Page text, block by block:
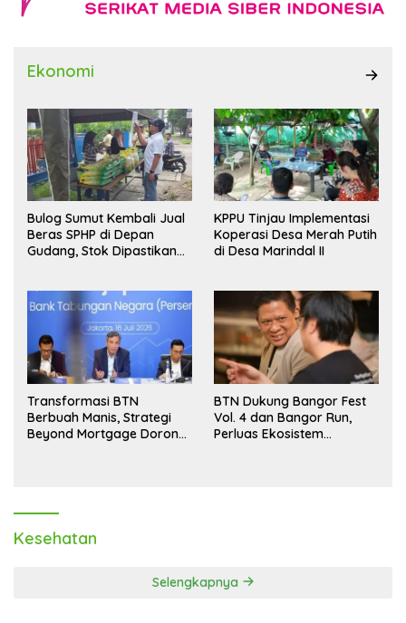
Ekonomi
Bulog Sumut Kembali Jual
Beras SPHP di Depan
Gudang, Stok Dipastikan
KPPU Tinjau Implementasi
Koperasi Desa Merah Putih
di Desa Marindal II
Transformasi BTN
Berbuah Manis, Strategi
Beyond Mortgage Dorong
BTN Dukung Bangor Fest
Vol. 4 dan Bangor Run,
Perluas Ekosistem
Kesehatan
Selengkapnya